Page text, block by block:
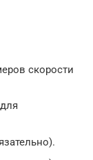
скорости